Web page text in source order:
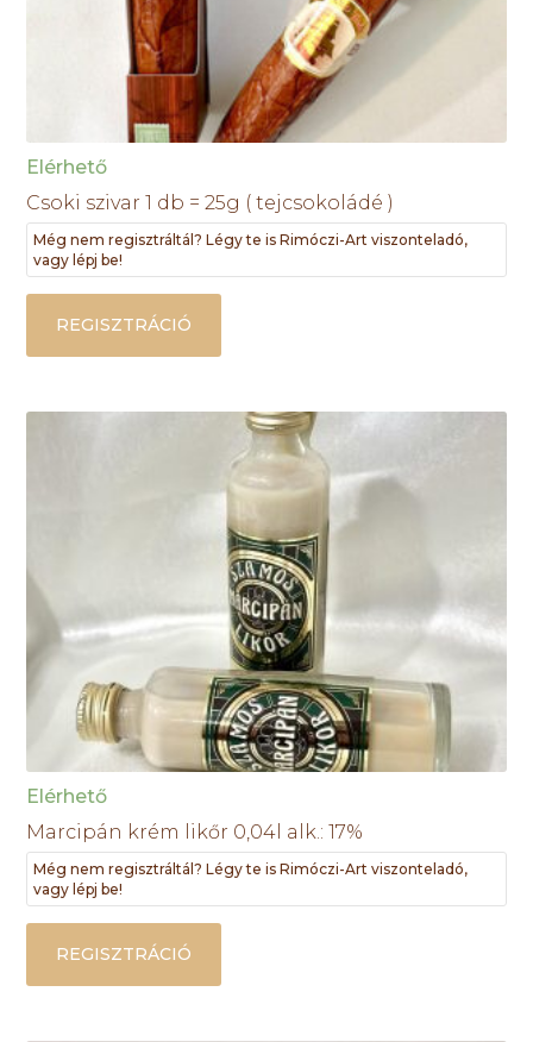
Elérhető
Csoki szivar 1 db = 25g ( tejcsokoládé )
Még nem regisztráltál? Légy te is Rimóczi-Art viszonteladó,
vagy lépj be!
REGISZTRÁCIÓ
Elérhető
Marcipán krém likőr 0,04l alk.: 17%
Még nem regisztráltál? Légy te is Rimóczi-Art viszonteladó,
vagy lépj be!
REGISZTRÁCIÓ